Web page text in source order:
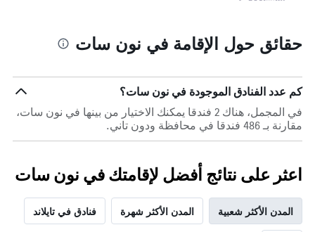
حقائق حول الإقامة في نون سات
كم عدد الفنادق الموجودة في نون سات؟
في المجمل، هناك 2 فندقا يمكنك الاختيار من بينها في نون سات،
مقارنة بـ 486 فندقا في محافظة ودون تاني.
اعثر على نتائج أفضل لإقامتك في نون سات
المدن الأكثر شعبية المدن الأكثر شهرة فنادق في تايلاند